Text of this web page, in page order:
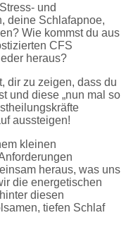
und
deine Schlafapnoe,
Wie kommst du aus
CFS
heraus?
dir zu zeigen, dass du
und diese „nun mal so
aussteigen!
kleinen
heraus, was uns
die energetischen
diesen
tiefen Schlaf